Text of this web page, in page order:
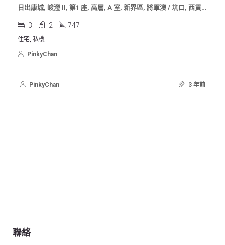
日出康城, 峻瀅 II, 第1 座, 高層, A 室, 新界區, 將軍澳 / 坑口, 西貢區
3 2 747
住宅, 私樓
PinkyChan
PinkyChan 3 年前
聯絡